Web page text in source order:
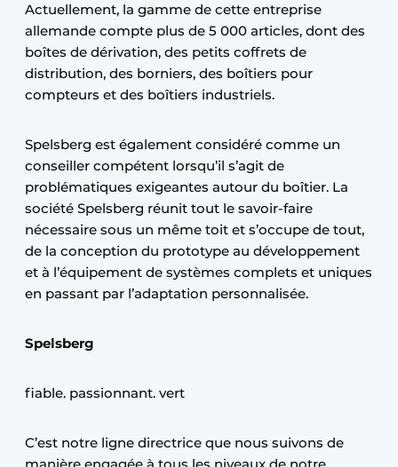
Actuellement, la gamme de cette entreprise
allemande compte plus de 5 000 articles, dont des
boîtes de dérivation, des petits coffrets de
distribution, des borniers, des boîtiers pour
compteurs et des boîtiers industriels.
Spelsberg est également considéré comme un
conseiller compétent lorsqu’il s’agit de
problématiques exigeantes autour du boîtier. La
société Spelsberg réunit tout le savoir-faire
nécessaire sous un même toit et s’occupe de tout,
de la conception du prototype au développement
et à l’équipement de systèmes complets et uniques
en passant par l’adaptation personnalisée.
Spelsberg
fiable. passionnant. vert
C’est notre ligne directrice que nous suivons de